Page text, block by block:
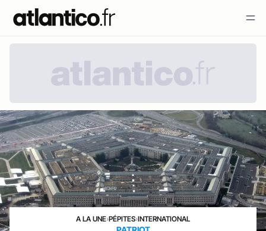
A LA UNE›PÉPITES›INTERNATIONAL